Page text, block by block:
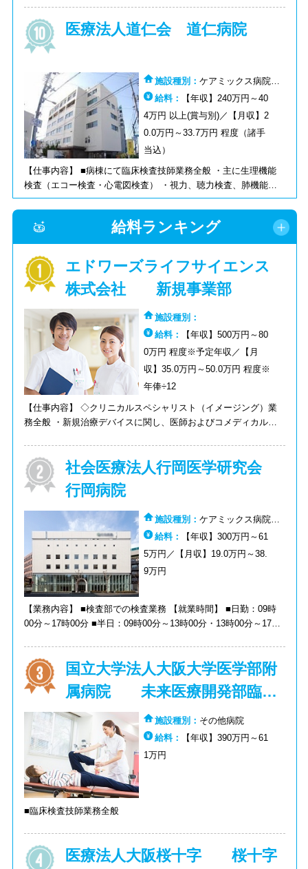
医療法人道仁会 道仁病院
施設種別：ケアミックス病院：
病棟:ケアミックス病院：その他
給料：
【年収】240万円～40
4万円 以上(賞与別)／【月収】2
0.0万円～33.7万円 程度（諸手
当込）
【仕事内容】 ■病棟にて臨床検査技師業務全般 ・主に生理機能
検査（エコー検査・心電図検査） ・視力、聴力検査、肺機能検
査、ホルター心電図検査 ・採血及び簡単な検体検査
給料ランキング
エドワーズライフサイエンス
株式会社 新規事業部
施設種別：
給料：
【年収】500万円～80
0万円 程度※予定年収／【月
収】35.0万円～50.0万円 程度※
年俸÷12
【仕事内容】 ◇クリニカルスペシャリスト（イメージング）業
務全般 ・新規治療デバイスに関し、医師およびコメディカルに
ング資料・学会レポート作成 ※日本に初めて導入される新規製
品を含む為、本社（アメリカ）及び海外の病院施設での研修を予
定しています。 ※日本に製品・術式を広めていく一役を担いま
す。また、ローンチ段階から携わることができ、貴重な経験を積
むことが可能です。 ※研修・社内外コミュニケーション等で英
語を使用します。
社会医療法人行岡医学研究会
行岡病院
施設種別：ケアミックス病院：
病棟:ケアミックス病院：その他
給料：
【年収】300万円～61
5万円／【月収】19.0万円～38.
9万円
【業務内容】 ■検査部での検査業務 【就業時間】 ■日勤：09時
00分～17時00分 ■半日：09時00分～13時00分・13時00分～17時
13,700円）、深夜手当別途支給 【昇給・賞与】 ■昇給年1回 ■賞
与（過去実績 年2回・計3.80月分） 【休日・休暇】 ■4週8休制
（日・祝・他） ■年間休日104日 ■夏季休暇・有給休暇・年末年
始・育児休暇
国立大学法人大阪大学医学部附
属病院 未来医療開発部臨床
研究センター施設種別： その他病院
給料：
【年収】390万円～61
1万円
■臨床検査技師業務全般
医療法人大阪桜十字 桜十字